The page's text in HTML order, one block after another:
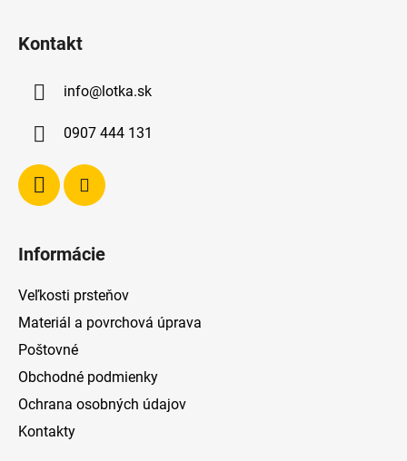
Kontakt
info@lotka.sk
0907 444 131
Informácie
Veľkosti prsteňov
Materiál a povrchová úprava
Poštovné
Obchodné podmienky
Ochrana osobných údajov
Kontakty